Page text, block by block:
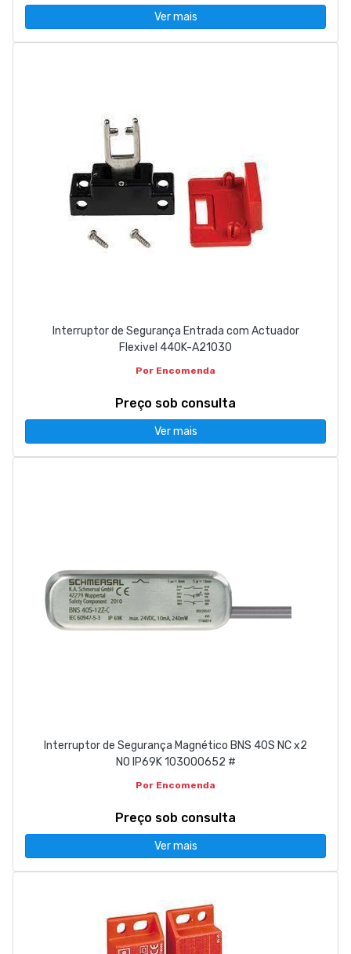
Ver mais
Interruptor de Segurança Entrada com Actuador
Flexivel 440K-A21030
Por Encomenda
Preço sob consulta
Ver mais
Interruptor de Segurança Magnético BNS 40S NC x2
NO IP69K 103000652 #
Por Encomenda
Preço sob consulta
Ver mais